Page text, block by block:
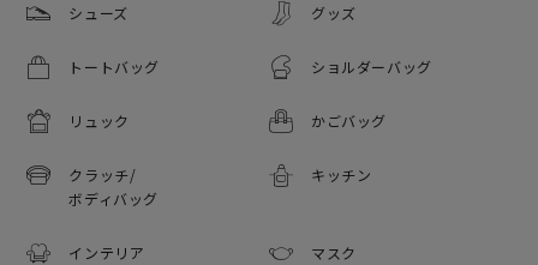
シューズ グッズ
トートバッグ ショルダーバッグ
リュック かごバッグ
クラッチ/
ボディバッグ
キッチン
インテリア マスク